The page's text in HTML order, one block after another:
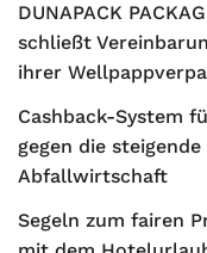
DUNAPACK
schließt
ihrer
Cashback-System
gegen die
Abfallwirtschaft
Segeln zum fairen